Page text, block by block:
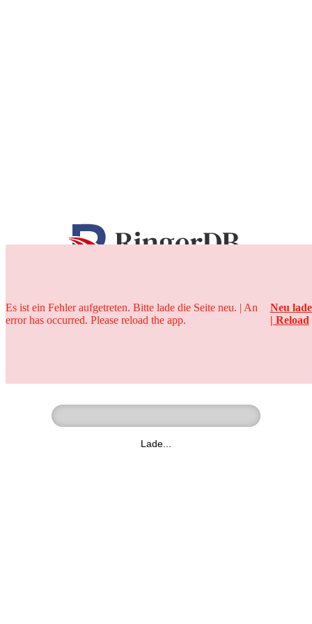
25 Jahre
Lade...
Es ist ein Fehler aufgetreten. Bitte lade die Seite neu. | An
error has occurred. Please reload the app.
Neu
| Reload